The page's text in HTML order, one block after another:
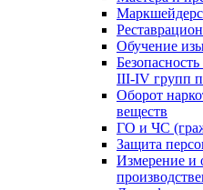
Обучение
III-IV групп
Оборот
веществ
ГО и ЧС
Защита
Измерение и